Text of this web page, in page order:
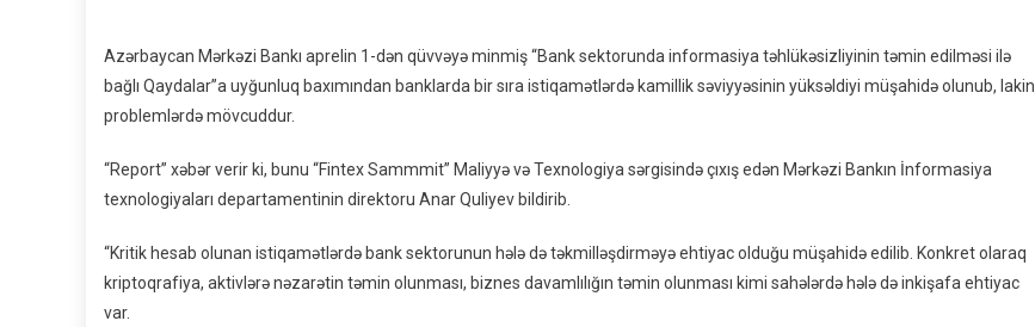
Vaxt
Qoyuldu
Azərbaycan Mərkəzi Bankı aprelin 1-dən qüvvəyə minmiş “Bank sektorunda informasiya təhlükəsizliyinin təmin edilməsi ilə
bağlı Qaydalar”a uyğunluq baxımından banklarda bir sıra istiqamətlərdə kamillik səviyyəsinin yüksəldiyi müşahidə olunub, lakin
problemlərdə mövcuddur.
“Report” xəbər verir ki, bunu “Fintex Sammmit” Maliyyə və Texnologiya sərgisində çıxış edən Mərkəzi Bankın İnformasiya
texnologiyaları departamentinin direktoru Anar Quliyev bildirib.
“Kritik hesab olunan istiqamətlərdə bank sektorunun hələ də təkmilləşdirməyə ehtiyac olduğu müşahidə edilib. Konkret olaraq
kriptoqrafiya, aktivlərə nəzarətin təmin olunması, biznes davamlılığın təmin olunması kimi sahələrdə hələ də inkişafa ehtiyac
var.